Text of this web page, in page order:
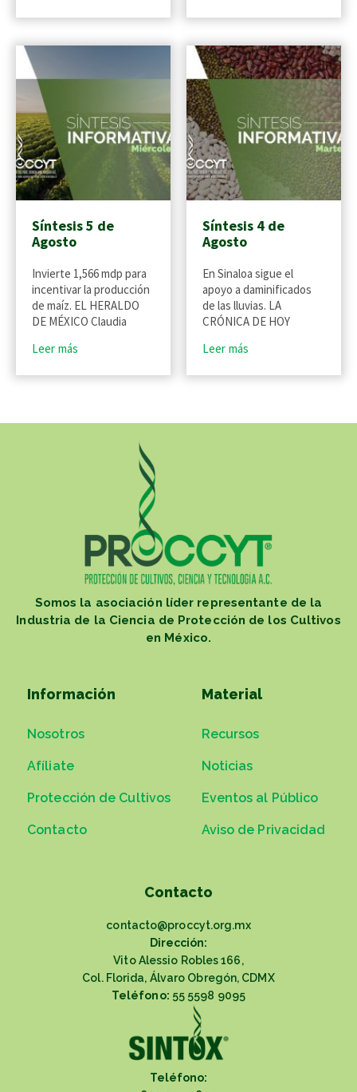
Síntesis 5 de
Agosto
Invierte 1,566 mdp para
incentivar la producción
de maíz. EL HERALDO
DE MÉXICO Claudia
Leer más
Síntesis 4 de
Agosto
En Sinaloa sigue el
apoyo a daminificados
de las lluvias. LA
CRÓNICA DE HOY
Leer más
Somos la asociación líder representante de la
Industria de la Ciencia de Protección de los Cultivos
en México.
Información
Nosotros
Afíliate
Protección de Cultivos
Contacto
Material
Recursos
Noticias
Eventos al Público
Aviso de Privacidad
Contacto
contacto@proccyt.org.mx
Dirección:
Vito Alessio Robles 166,
Col. Florida, Álvaro Obregón, CDMX
Teléfono: 55 5598 9095
Teléfono: